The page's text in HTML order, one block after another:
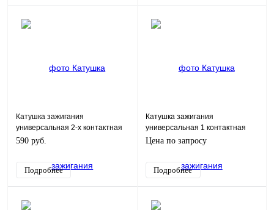
Катушка зажигания
универсальная 2-х контактная
590 руб.
Подробнее
Катушка зажигания
универсальная 1 контактная
Цена по запросу
Подробнее